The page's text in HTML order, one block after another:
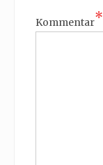
Kommentar*